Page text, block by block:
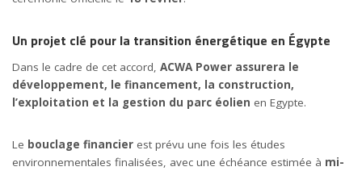
Un projet clé pour la transition énergétique en Égypte
Dans le cadre de cet accord, ACWA Power assurera le
développement, le financement, la construction,
l’exploitation et la gestion du parc éolien en Egypte.
Le bouclage financier est prévu une fois les études
environnementales finalisées, avec une échéance estimée à mi-